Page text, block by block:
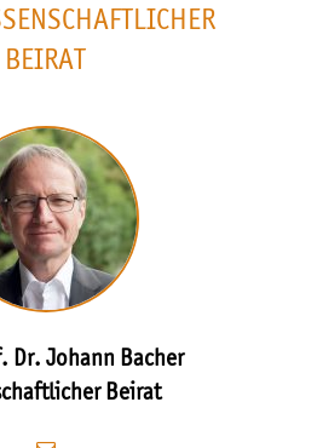
BEIRAT
Dr. Johann Bacher
Beirat